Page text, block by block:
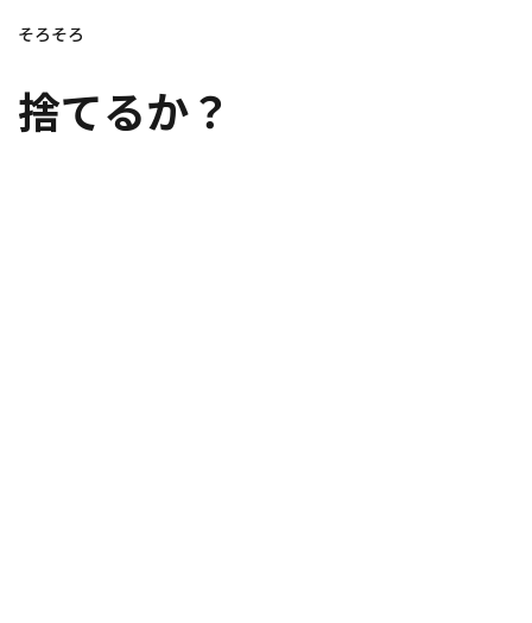
そろそろ
捨てるか？